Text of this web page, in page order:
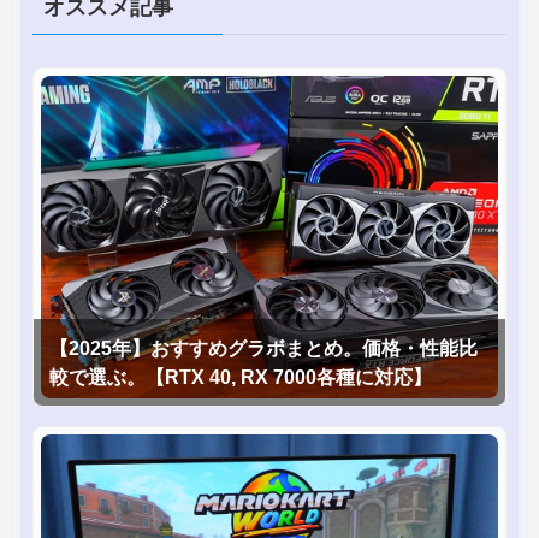
オススメ記事
【2025年】おすすめグラボまとめ。価格・性能比
較で選ぶ。【RTX 40, RX 7000各種に対応】